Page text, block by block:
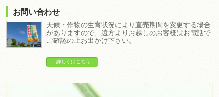
お問い合わせ
天候・作物の生育状況により直売期間を変更する場合
がありますので、遠方よりお越しのお客様はお電話で
ご確認の上お出かけ下さい。
詳しくはこちら